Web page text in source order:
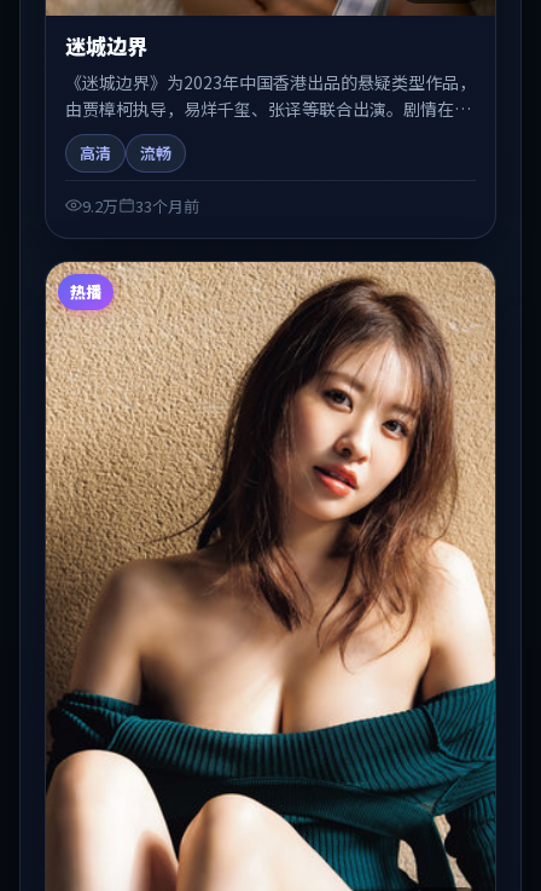
迷城边界
《迷城边界》为2023年中国香港出品的悬疑类型作品，
由贾樟柯执导，易烊千玺、张译等联合出演。剧情在人
物弧光与节奏推进中展开，兼具叙事张力与视听质感。
适合关注国产在线观看、热播国产剧与院线佳片的观众
高清 流畅
9.2万 33个月前
热播